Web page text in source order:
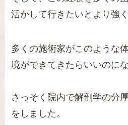
活かして行きたいとより強
多くの施術家がこのような
境ができてきたらいいのに
さっそく院内で解剖学の分
をしました。